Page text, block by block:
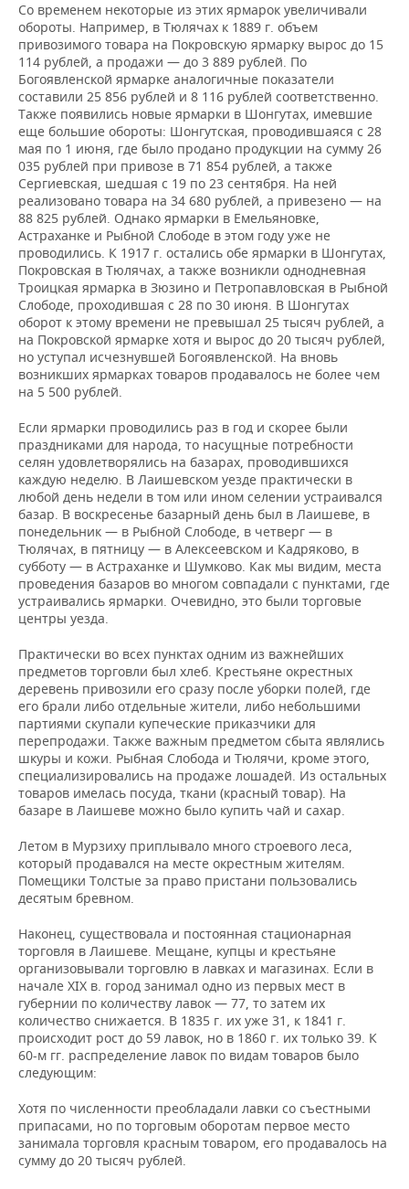
Со временем некоторые из этих ярмарок увеличивали
обороты. Например, в Тюлячах к 1889 г. объем
привозимого товара на Покровскую ярмарку вырос до 15
114 рублей, а продажи — до 3 889 рублей. По
Богоявленской ярмарке аналогичные показатели
составили 25 856 рублей и 8 116 рублей соответственно.
Также появились новые ярмарки в Шонгутах, имевшие
еще большие обороты: Шонгутская, проводившаяся с 28
мая по 1 июня, где было продано продукции на сумму 26
035 рублей при привозе в 71 854 рублей, а также
Сергиевская, шедшая с 19 по 23 сентября. На ней
реализовано товара на 34 680 рублей, а привезено — на
88 825 рублей. Однако ярмарки в Емельяновке,
Астраханке и Рыбной Слободе в этом году уже не
проводились. К 1917 г. остались обе ярмарки в Шонгутах,
Покровская в Тюлячах, а также возникли однодневная
Троицкая ярмарка в Зюзино и Петропавловская в Рыбной
Слободе, проходившая с 28 по 30 июня. В Шонгутах
оборот к этому времени не превышал 25 тысяч рублей, а
на Покровской ярмарке хотя и вырос до 20 тысяч рублей,
но уступал исчезнувшей Богоявленской. На вновь
возникших ярмарках товаров продавалось не более чем
на 5 500 рублей.
Если ярмарки проводились раз в год и скорее были
праздниками для народа, то насущные потребности
селян удовлетворялись на базарах, проводившихся
каждую неделю. В Лаишевском уезде практически в
любой день недели в том или ином селении устраивался
базар. В воскресенье базарный день был в Лаишеве, в
понедельник — в Рыбной Слободе, в четверг — в
Тюлячах, в пятницу — в Алексеевском и Кадряково, в
субботу — в Астраханке и Шумково. Как мы видим, места
проведения базаров во многом совпадали с пунктами, где
устраивались ярмарки. Очевидно, это были торговые
центры уезда.
Практически во всех пунктах одним из важнейших
предметов торговли был хлеб. Крестьяне окрестных
деревень привозили его сразу после уборки полей, где
его брали либо отдельные жители, либо небольшими
партиями скупали купеческие приказчики для
перепродажи. Также важным предметом сбыта являлись
шкуры и кожи. Рыбная Слобода и Тюлячи, кроме этого,
специализировались на продаже лошадей. Из остальных
товаров имелась посуда, ткани (красный товар). На
базаре в Лаишеве можно было купить чай и сахар.
Летом в Мурзиху приплывало много строевого леса,
который продавался на месте окрестным жителям.
Помещики Толстые за право пристани пользовались
десятым бревном.
Наконец, существовала и постоянная стационарная
торговля в Лаишеве. Мещане, купцы и крестьяне
организовывали торговлю в лавках и магазинах. Если в
начале XIX в. город занимал одно из первых мест в
губернии по количеству лавок — 77, то затем их
количество снижается. В 1835 г. их уже 31, к 1841 г.
происходит рост до 59 лавок, но в 1860 г. их только 39. К
60-м гг. распределение лавок по видам товаров было
следующим:
Хотя по численности преобладали лавки со съестными
припасами, но по торговым оборотам первое место
занимала торговля красным товаром, его продавалось на
сумму до 20 тысяч рублей.